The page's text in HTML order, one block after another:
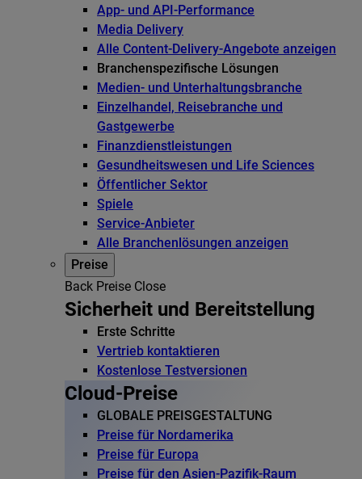
App- und API-Performance
Media Delivery
Alle Content-Delivery-Angebote anzeigen
Branchenspezifische Lösungen
Medien- und Unterhaltungsbranche
Einzelhandel, Reisebranche und
Gastgewerbe
Finanzdienstleistungen
Gesundheitswesen und Life Sciences
Öffentlicher Sektor
Spiele
Service-Anbieter
Alle Branchenlösungen anzeigen
Preise
Back Preise Close
Sicherheit und Bereitstellung
Erste Schritte
Vertrieb kontaktieren
Kostenlose Testversionen
Cloud-Preise
GLOBALE PREISGESTALTUNG
Preise für Nordamerika
Preise für Europa
Preise für den Asien-Pazifik-Raum